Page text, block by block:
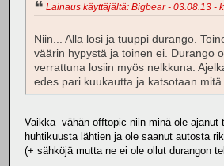
Lainaus käyttäjältä: Bigbear - 03.08.13 -
Niin... Alla losi ja tuuppi durango.
väärin hypystä ja toinen ei. Durango
verrattuna losiin myös nelkkuna.
edes pari kuukautta ja katsotaan mitä
Vaikka vähän offtopic niin minä ole ajanut
huhtikuusta lähtien ja ole saanut autosta
(+ sähköjä mutta ne ei ole ollut durangon